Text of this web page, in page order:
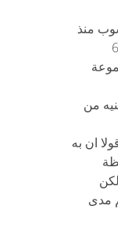
منذ
من
ان به
مدى